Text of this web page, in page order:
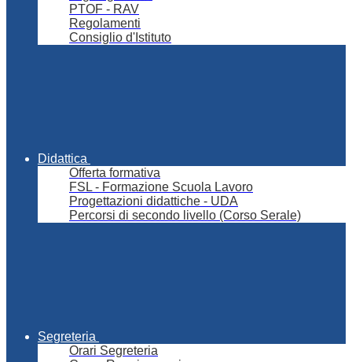
PTOF - RAV
Regolamenti
Consiglio d'Istituto
Didattica
Offerta formativa
FSL - Formazione Scuola Lavoro
Progettazioni didattiche - UDA
Percorsi di secondo livello (Corso Serale)
Segreteria
Orari Segreteria